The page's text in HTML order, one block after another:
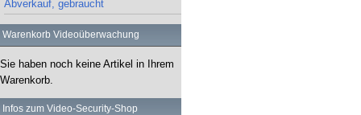
Abverkauf, gebraucht
Warenkorb Videoüberwachung
Sie haben noch keine Artikel in Ihrem
Warenkorb.
Infos zum Video-Security-Shop